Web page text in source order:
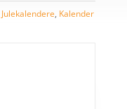
Julekalendere, Kalender